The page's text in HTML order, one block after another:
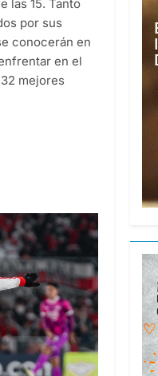
las 15. Tanto
por sus
conocerán en
en el
mejores